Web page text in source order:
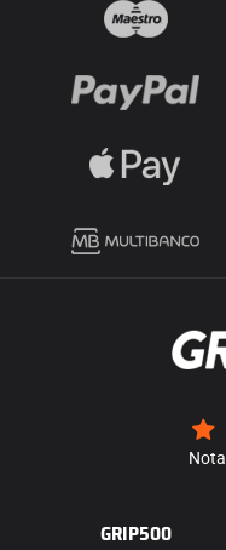
Nota
GRIP500